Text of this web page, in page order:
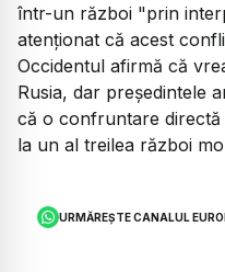
într-un război "prin
atenţionat că acest
Occidentul afirmă că
Rusia, dar preşedintele
că o confruntare directă
la un al treilea război
URMĂREȘTE CANALUL